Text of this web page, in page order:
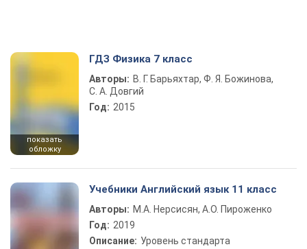
показать
обложку
ГДЗ Физика 7 класс
Авторы: В. Г. Барьяхтар, Ф. Я. Божинова,
С. А. Довгий
Год: 2015
Учебники Английский язык 11 класс
Авторы: М.А. Нерсисян, А.О. Пироженко
Год: 2019
Описание: Уровень стандарта